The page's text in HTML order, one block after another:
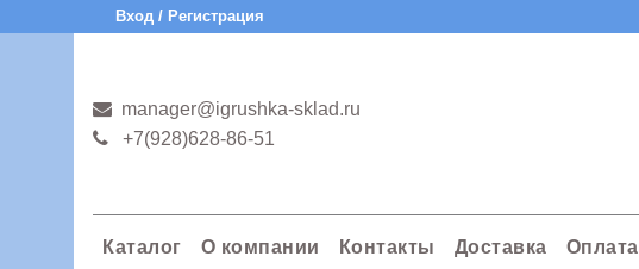
Вход / Регистрация
manager@igrushka-sklad.ru
+7(928)628-86-51
Каталог О компании Контакты Доставка Оплата